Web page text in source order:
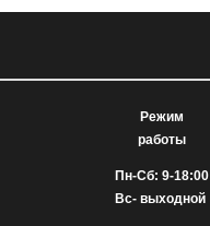
Режим
работы
Пн-Сб: 9-18:00
Вс- выходной